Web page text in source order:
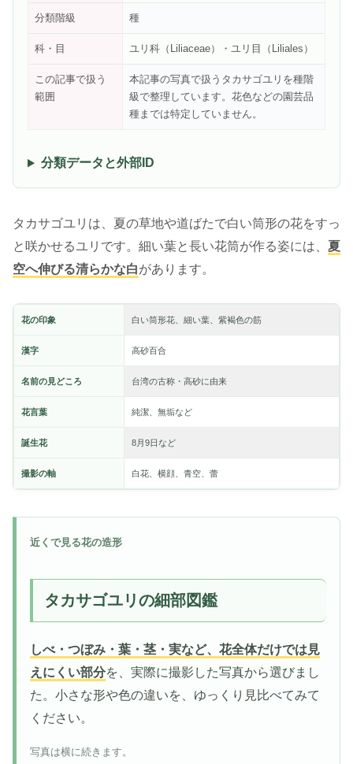
分類階級 種
科・目 ユリ科（Liliaceae）・ユリ目（Liliales）
この記事で扱う
範囲
本記事の写真で扱うタカサゴユリを種階
級で整理しています。花色などの園芸品
種までは特定していません。
分類データと外部ID
タカサゴユリは、夏の草地や道ばたで白い筒形の花をすっ
と咲かせるユリです。細い葉と長い花筒が作る姿には、 夏
空へ伸びる清らかな白があります。
花の印象 白い筒形花、細い葉、紫褐色の筋
漢字 高砂百合
名前の見どころ 台湾の古称・高砂に由来
花言葉 純潔、無垢など
誕生花 8月9日など
撮影の軸 白花、横顔、青空、蕾
近くで見る花の造形
タカサゴユリの細部図鑑
しべ・つぼみ・葉・茎・実など、花全体だけでは見
えにくい部分を、実際に撮影した写真から選びまし
た。小さな形や色の違いを、ゆっくり見比べてみて
ください。
写真は横に続きます。